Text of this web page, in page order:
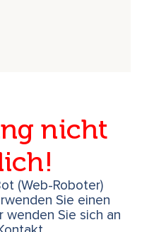
nicht
(Web-Roboter)
Sie einen
wenden Sie sich an